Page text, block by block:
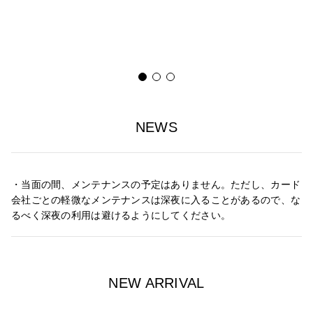
NEWS
・当面の間、メンテナンスの予定はありません。ただし、カード
会社ごとの軽微なメンテナンスは深夜に入ることがあるので、な
るべく深夜の利用は避けるようにしてください。
NEW ARRIVAL